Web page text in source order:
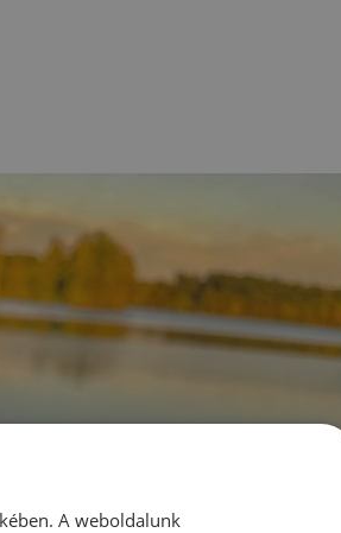
A weboldalunk